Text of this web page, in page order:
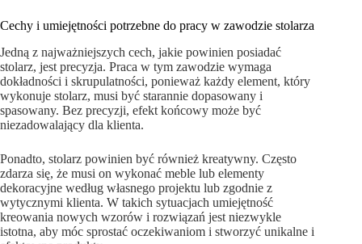
Cechy i umiejętności potrzebne do pracy w zawodzie stolarza
Jedną z najważniejszych cech, jakie powinien posiadać
stolarz, jest precyzja. Praca w tym zawodzie wymaga
dokładności i skrupulatności, ponieważ każdy element, który
wykonuje stolarz, musi być starannie dopasowany i
spasowany. Bez precyzji, efekt końcowy może być
niezadowalający dla klienta.
Ponadto, stolarz powinien być również kreatywny. Często
zdarza się, że musi on wykonać meble lub elementy
dekoracyjne według własnego projektu lub zgodnie z
wytycznymi klienta. W takich sytuacjach umiejętność
kreowania nowych wzorów i rozwiązań jest niezwykle
istotna, aby móc sprostać oczekiwaniom i stworzyć unikalne i